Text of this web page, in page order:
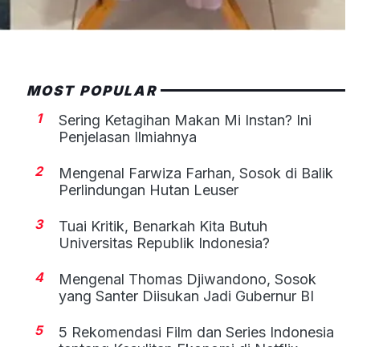
MOST POPULAR
1
Sering Ketagihan Makan Mi Instan? Ini
Penjelasan Ilmiahnya
2
Mengenal Farwiza Farhan, Sosok di Balik
Perlindungan Hutan Leuser
3
Tuai Kritik, Benarkah Kita Butuh
Universitas Republik Indonesia?
4
Mengenal Thomas Djiwandono, Sosok
yang Santer Diisukan Jadi Gubernur BI
5
5 Rekomendasi Film dan Series Indonesia